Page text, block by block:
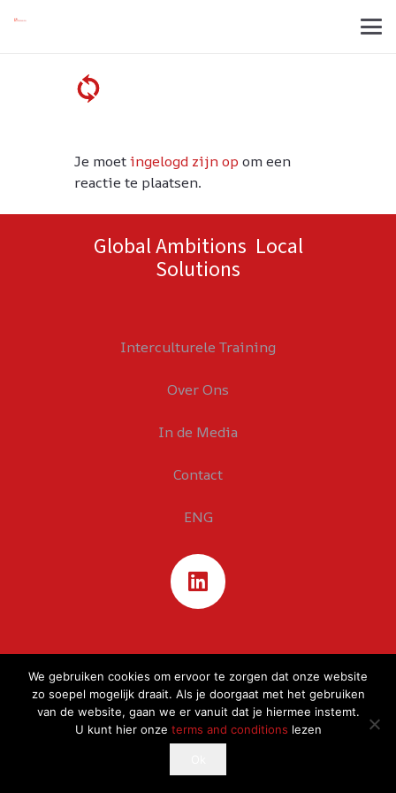
Je moetingelogd zijn op om een
reactie te plaatsen.
Global Ambitions Local
Solutions
Interculturele Training
Over Ons
In de Media
Contact
ENG
If you continue to use this site, you agree with it.
We gebruiken cookies om ervoor te zorgen dat onze website
zo soepel mogelijk draait. Als je doorgaat met het gebruiken
van de website, gaan we er vanuit dat je hiermee instemt.
U kunt hier onze terms and conditions lezen